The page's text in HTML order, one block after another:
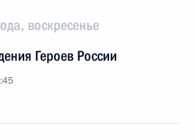
воскресенье
Героев России